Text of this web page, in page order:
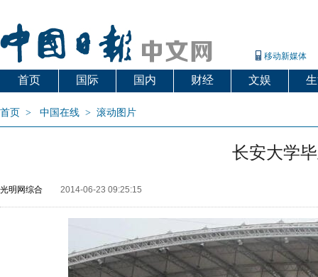
移动新媒体
首页 国际 国内 财经 文娱
首页 > 中国在线 > 滚动图片
长安大学
光明网综合 2014-06-23 09:25:15